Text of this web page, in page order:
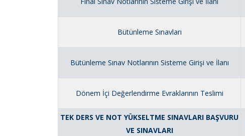
Bütünleme Sınavları
Bütünleme Sınav Notlarının Sisteme Girişi ve İlanı
Dönem İçi Değerlendirme Evraklarının Teslimi
TEK DERS VE NOT YÜKSELTME SINAVLARI BAŞVURU
VE SINAVLARI